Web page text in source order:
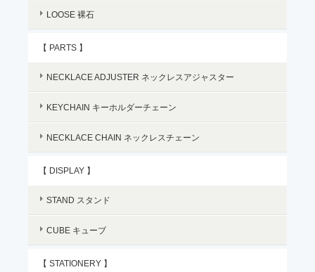
LOOSE 裸石
【 PARTS 】
NECKLACE ADJUSTER ネックレスアジャスター
KEYCHAIN キーホルダーチェーン
NECKLACE CHAIN ネックレスチェーン
【 DISPLAY 】
STAND スタンド
CUBE キューブ
【 STATIONERY 】